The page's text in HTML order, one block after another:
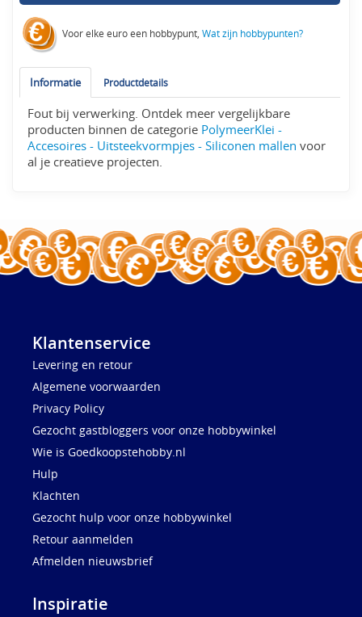
Voor elke euro een hobbypunt,Wat zijn hobbypunten?
Informatie Productdetails
Fout bij verwerking. Ontdek meer vergelijkbare
producten binnen de categorie PolymeerKlei -
Accesoires - Uitsteekvormpjes - Siliconen mallen voor
al je creatieve projecten.
Klantenservice
Levering en retour
Algemene voorwaarden
Privacy Policy
Gezocht gastbloggers voor onze hobbywinkel
Wie is Goedkoopstehobby.nl
Hulp
Klachten
Gezocht hulp voor onze hobbywinkel
Retour aanmelden
Afmelden nieuwsbrief
Inspiratie